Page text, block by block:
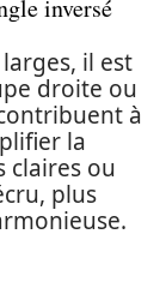
inversé
il est
droite ou
à
la
claires ou
plus